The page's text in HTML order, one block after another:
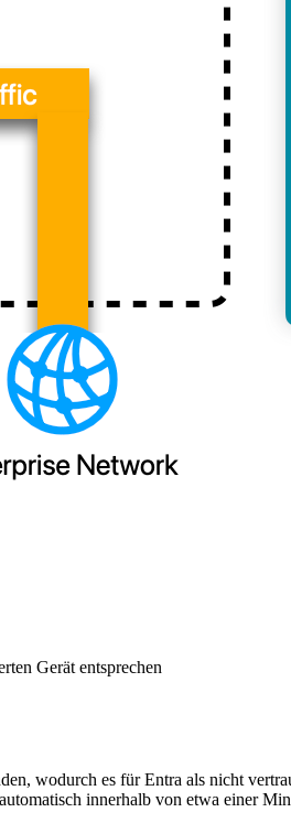
Gerät entsprechen
wodurch es für Entra als nicht
innerhalb von etwa einer